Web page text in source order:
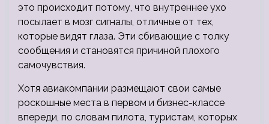
это происходит потому, что внутреннее ухо
посылает в мозг сигналы, отличные от тех,
которые видят глаза. Эти сбивающие с толку
сообщения и становятся причиной плохого
самочувствия.
Хотя авиакомпании размещают свои самые
роскошные места в первом и бизнес-классе
впереди, по словам пилота, туристам, которых